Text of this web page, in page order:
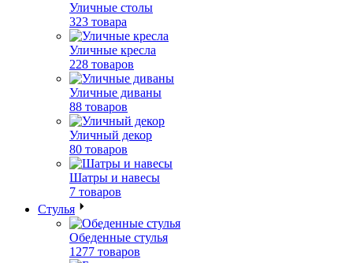
Уличные столы
323 товара
Уличные кресла
228 товаров
Уличные диваны
88 товаров
Уличный декор
80 товаров
Шатры и навесы
7 товаров
Стулья
Обеденные стулья
1277 товаров